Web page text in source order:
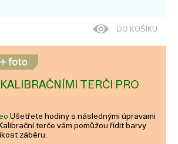
DO KOŠÍKU
TERČI PRO
Ušetřete hodiny s následnými úpravami
terče vám pomůžou řídit barvy
záběru.